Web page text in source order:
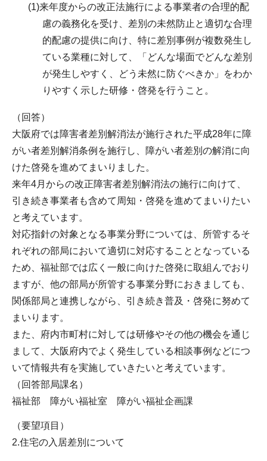
(1)来年度からの改正法施行による事業者の合理的配
慮の義務化を受け、差別の未然防止と適切な合理
的配慮の提供に向け、特に差別事例が複数発生し
ている業種に対して、「どんな場面でどんな差別
が発生しやすく、どう未然に防ぐべきか」をわか
りやすく示した研修・啓発を行うこと。
（回答）
大阪府では障害者差別解消法が施行された平成28年に障
がい者差別解消条例を施行し、障がい者差別の解消に向
けた啓発を進めてまいりました。
来年4月からの改正障害者差別解消法の施行に向けて、
引き続き事業者も含めて周知・啓発を進めてまいりたい
と考えています。
対応指針の対象となる事業分野については、所管するそ
れぞれの部局において適切に対応することとなっている
ため、福祉部では広く一般に向けた啓発に取組んでおり
ますが、他の部局が所管する事業分野におきましても、
関係部局と連携しながら、引き続き普及・啓発に努めて
まいります。
また、府内市町村に対しては研修やその他の機会を通じ
まして、大阪府内でよく発生している相談事例などにつ
いて情報共有を実施していきたいと考えています。
（回答部局課名）
福祉部 障がい福祉室 障がい福祉企画課
（要望項目）
2.住宅の入居差別について